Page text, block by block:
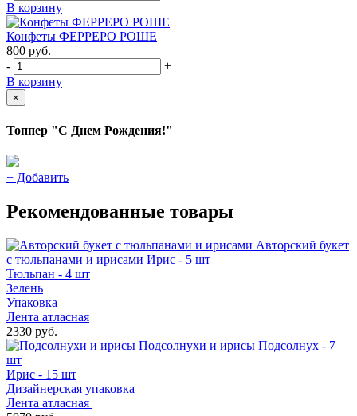
В корзину
Конфеты ФЕРРЕРО РОШЕ
800 руб.
-
+
В корзину
×
Топпер "С Днем Рождения!"
+ Добавить
Рекомендованные товары
Авторский букет
с тюльпанами и ирисами Ирис - 5 шт
Тюльпан - 4 шт
Зелень
Упаковка
Лента атласная
2330 руб.
Подсолнухи и ирисы Подсолнух - 7
шт
Ирис - 15 шт
Дизайнерская упаковка
Лента атласная